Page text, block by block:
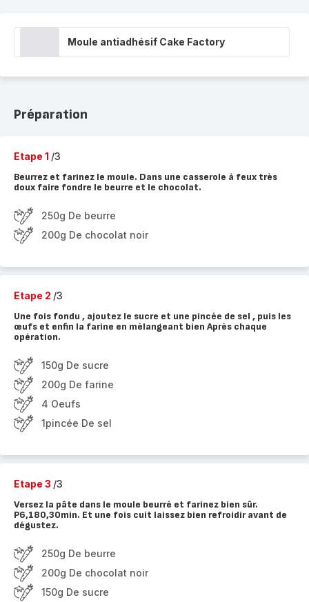
Moule antiadhésif Cake Factory
Préparation
Etape 1 /3
Beurrez et farinez le moule. Dans une casserole à feux très
doux faire fondre le beurre et le chocolat.
250g De beurre
200g De chocolat noir
Etape 2 /3
Une fois fondu , ajoutez le sucre et une pincée de sel , puis les
œufs et enfin la farine en mélangeant bien Après chaque
opération.
150g De sucre
200g De farine
4 Oeufs
1pincée De sel
Etape 3 /3
Versez la pâte dans le moule beurré et farinez bien sûr.
P6,180,30min. Et une fois cuit laissez bien refroidir avant de
dégustez.
250g De beurre
200g De chocolat noir
150g De sucre